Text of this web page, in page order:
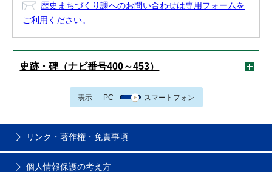
歴史まちづくり課へのお問い合わせは専用フォームを
ご利用ください。
史跡・碑（ナビ番号400～453）
表示 PC スマートフォン
リンク・著作権・免責事項
個人情報保護の考え方